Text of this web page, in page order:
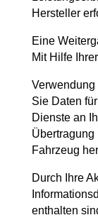
Hersteller
Eine
Mit Hilfe
Sie Daten
Dienste an
Übertragung
Fahrzeug
Durch Ihre
enthalten